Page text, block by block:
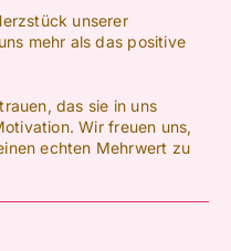
unserer
mehr als das positive
das sie in uns
Wir freuen uns,
echten Mehrwert zu